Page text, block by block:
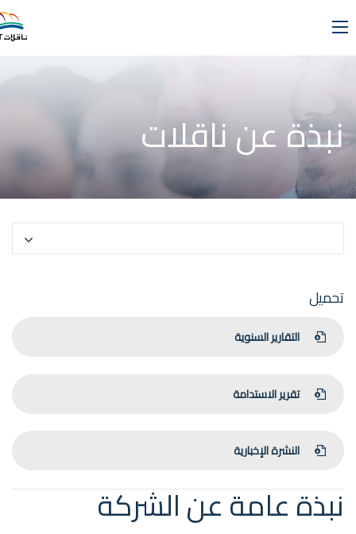
نبذة عن ناقلات
تحميل
التقارير السنوية
تقرير الاستدامة
النشرة الإخبارية
نبذة عامة عن الشركة